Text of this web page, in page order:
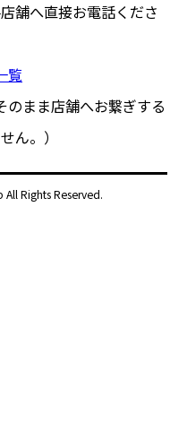
舗へ直接お電話くださ
覧
のまま店舗へお繋ぎする
ん。）
Rights Reserved.